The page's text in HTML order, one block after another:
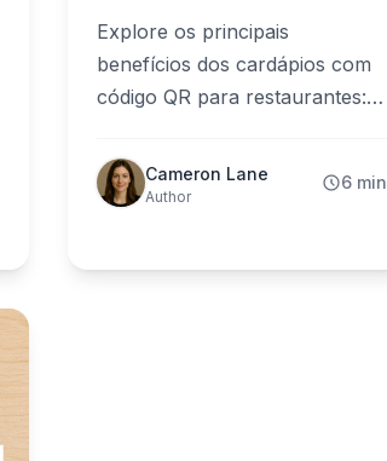
Explore os principais
benefícios dos cardápios com
código QR para restaurantes:
crescimento de vendas.
Cameron Lane
Author
6 min